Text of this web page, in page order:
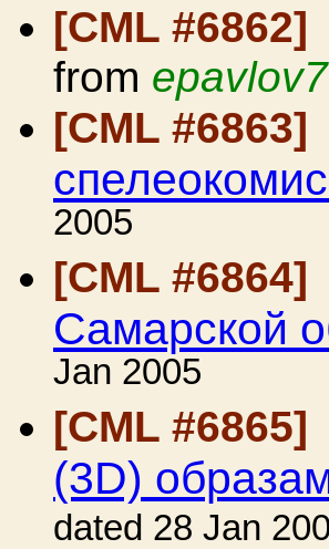
[CML #6862]
from
[CML #6863]
2005
[CML #6864]
Самарской
Jan 2005
[CML #6865]
(3D)
dated 28 Jan